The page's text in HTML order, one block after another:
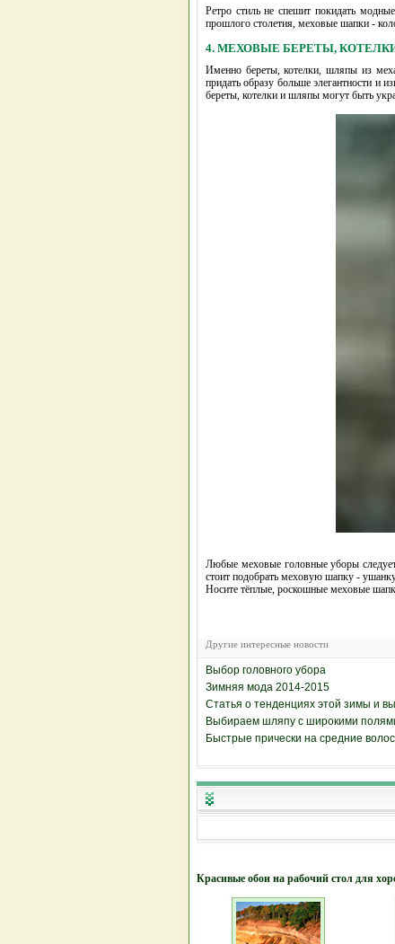
Ретро стиль не спешит покидать
прошлого столетия, меховые шапки -
4. МЕХОВЫЕ БЕРЕТЫ,
Именно береты, котелки, шляпы из
придать образу больше элегантности
береты, котелки и шляпы могут быть
Любые меховые головные уборы
стоит подобрать меховую шапку -
Носите тёплые, роскошные меховые
Другие интересные новости
Выбор головного убора
Зимняя мода 2014-2015
Статья о тенденциях этой зимы и
Выбираем шляпу с широкими
Быстрые прически на средние
Красивые обои на рабочий стол для